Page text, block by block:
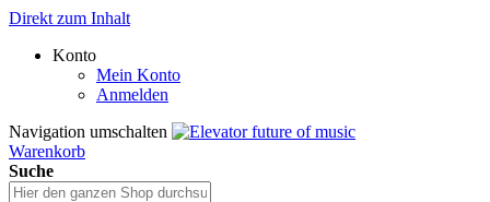
Direkt zum Inhalt
Konto
Mein Konto
Anmelden
Navigation umschalten
Warenkorb
Suche